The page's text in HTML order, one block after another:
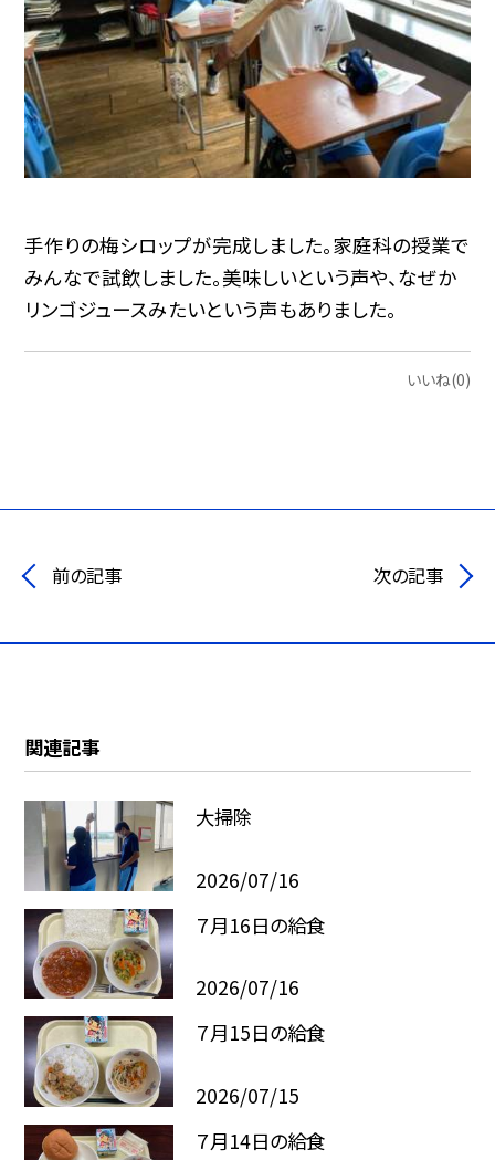
手作りの梅シロップが完成しました。家庭科の授業で
みんなで試飲しました。美味しいという声や、なぜか
リンゴジュースみたいという声もありました。
いいね(0)
前の記事 次の記事
関連記事
大掃除
2026/07/16
７月16日の給食
2026/07/16
７月15日の給食
2026/07/15
７月14日の給食